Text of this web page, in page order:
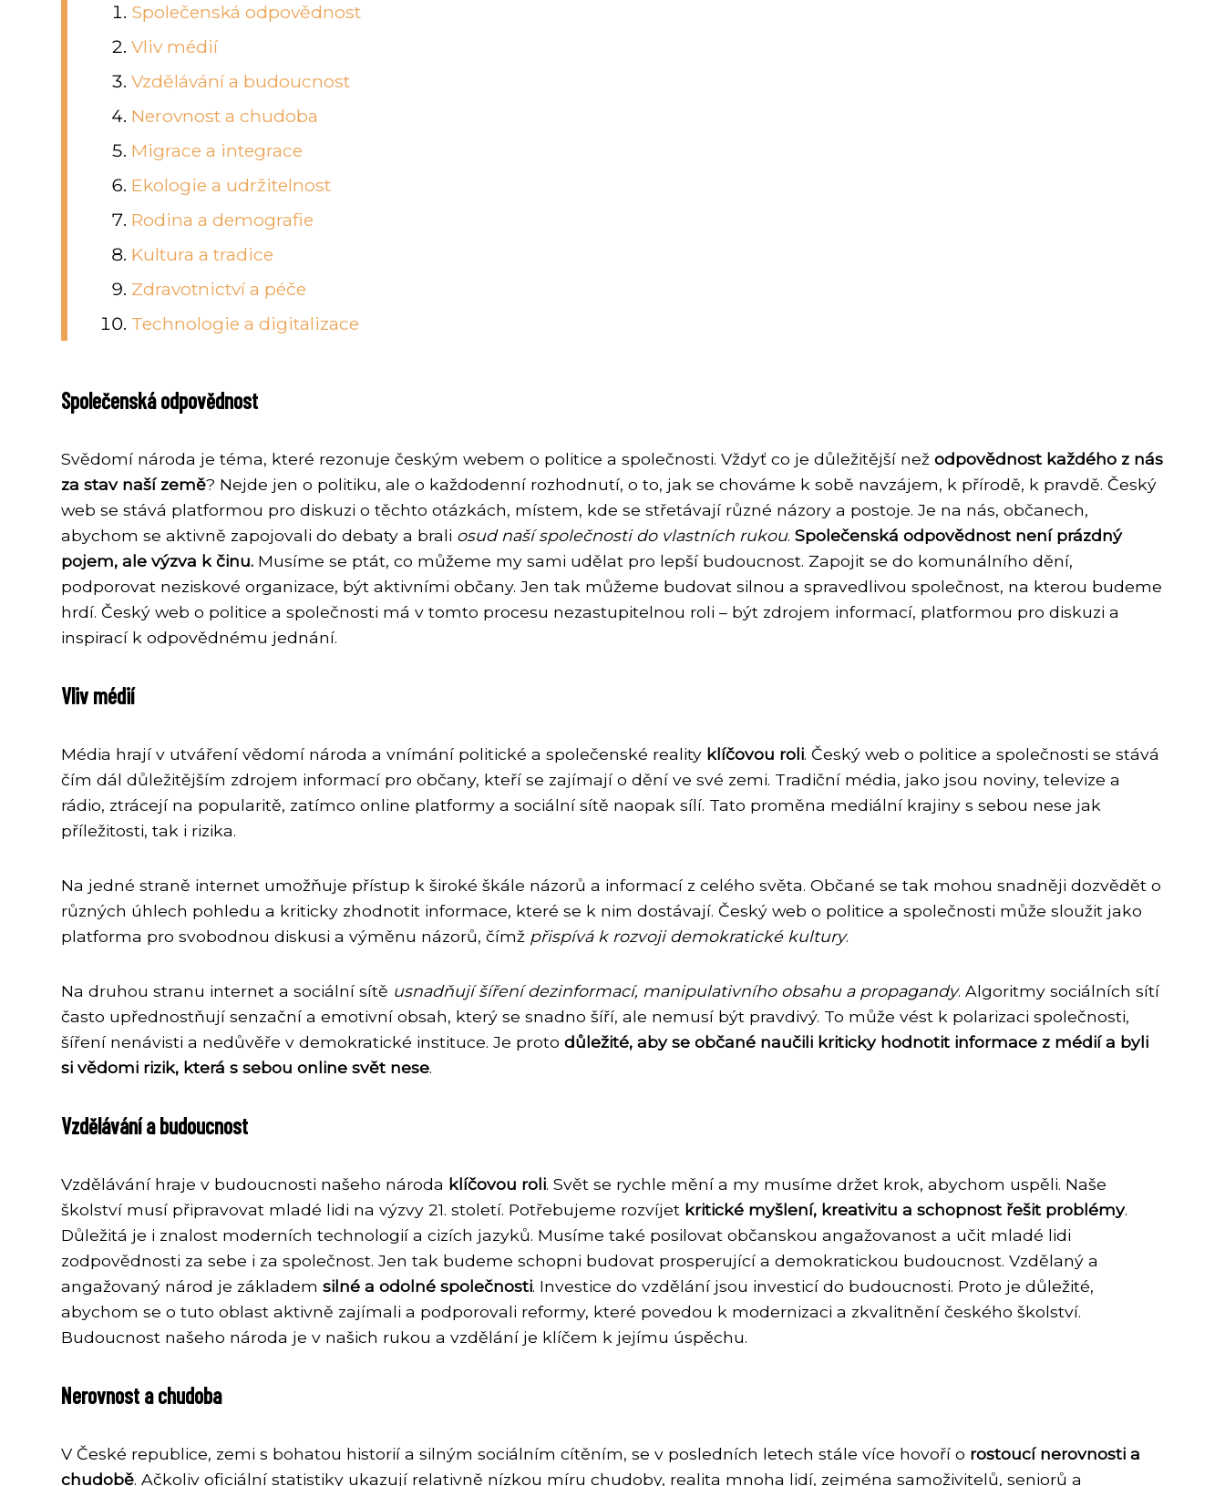
Společenská odpovědnost
Vliv médií
Vzdělávání a budoucnost
Nerovnost a chudoba
Migrace a integrace
Ekologie a udržitelnost
Rodina a demografie
Kultura a tradice
Zdravotnictví a péče
Technologie a digitalizace
Společenská odpovědnost
Svědomí národa je téma, které rezonuje českým webem o politice a společnosti. Vždyť co je důležitější než odpovědnost každého z nás
za stav naší země? Nejde jen o politiku, ale o každodenní rozhodnutí, o to, jak se chováme k sobě navzájem, k přírodě, k pravdě. Český
web se stává platformou pro diskuzi o těchto otázkách, místem, kde se střetávají různé názory a postoje. Je na nás, občanech,
abychom se aktivně zapojovali do debaty a brali osud naší společnosti do vlastních rukou. Společenská odpovědnost není prázdný
pojem, ale výzva k činu. Musíme se ptát, co můžeme my sami udělat pro lepší budoucnost. Zapojit se do komunálního dění,
podporovat neziskové organizace, být aktivními občany. Jen tak můžeme budovat silnou a spravedlivou společnost, na kterou budeme
hrdí. Český web o politice a společnosti má v tomto procesu nezastupitelnou roli – být zdrojem informací, platformou pro diskuzi a
inspirací k odpovědnému jednání.
Vliv médií
Média hrají v utváření vědomí národa a vnímání politické a společenské reality klíčovou roli. Český web o politice a společnosti se stává
čím dál důležitějším zdrojem informací pro občany, kteří se zajímají o dění ve své zemi. Tradiční média, jako jsou noviny, televize a
rádio, ztrácejí na popularitě, zatímco online platformy a sociální sítě naopak sílí. Tato proměna mediální krajiny s sebou nese jak
příležitosti, tak i rizika.
Na jedné straně internet umožňuje přístup k široké škále názorů a informací z celého světa. Občané se tak mohou snadněji dozvědět o
různých úhlech pohledu a kriticky zhodnotit informace, které se k nim dostávají. Český web o politice a společnosti může sloužit jako
platforma pro svobodnou diskusi a výměnu názorů, čímž přispívá k rozvoji demokratické kultury.
Na druhou stranu internet a sociální sítě usnadňují šíření dezinformací, manipulativního obsahu a propagandy. Algoritmy sociálních sítí
často upřednostňují senzační a emotivní obsah, který se snadno šíří, ale nemusí být pravdivý. To může vést k polarizaci společnosti,
šíření nenávisti a nedůvěře v demokratické instituce. Je proto důležité, aby se občané naučili kriticky hodnotit informace z médií a byli
si vědomi rizik, která s sebou online svět nese.
Vzdělávání a budoucnost
Vzdělávání hraje v budoucnosti našeho národa klíčovou roli. Svět se rychle mění a my musíme držet krok, abychom uspěli. Naše
školství musí připravovat mladé lidi na výzvy 21. století. Potřebujeme rozvíjet kritické myšlení, kreativitu a schopnost řešit problémy.
Důležitá je i znalost moderních technologií a cizích jazyků. Musíme také posilovat občanskou angažovanost a učit mladé lidi
zodpovědnosti za sebe i za společnost. Jen tak budeme schopni budovat prosperující a demokratickou budoucnost. Vzdělaný a
angažovaný národ je základem silné a odolné společnosti. Investice do vzdělání jsou investicí do budoucnosti. Proto je důležité,
abychom se o tuto oblast aktivně zajímali a podporovali reformy, které povedou k modernizaci a zkvalitnění českého školství.
Budoucnost našeho národa je v našich rukou a vzdělání je klíčem k jejímu úspěchu.
Nerovnost a chudoba
V České republice, zemi s bohatou historií a silným sociálním cítěním, se v posledních letech stále více hovoří o rostoucí nerovnosti a
chudobě. Ačkoliv oficiální statistiky ukazují relativně nízkou míru chudoby, realita mnoha lidí, zejména samoživitelů, seniorů a